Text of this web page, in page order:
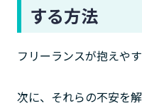
する方法
フリーランスが抱えや
次に、それらの不安を